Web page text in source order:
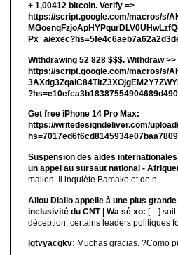
+ 1,00412 bitсоin. Verify =>
https://script.google.com/macros/s/
Px_a/
Withdrawing 52 828 $$$. Withdrаw >>
https://script.google.com/macros/s/
Get free iPhone 14 Pro Max:
https://writedesigndeliver.com/
Suspension des aides
un appel au sursaut national -
malien. Il inquiète Bamako et de n
Aliou Diallo appelle à une plus
inclusivité du CNT | Wa sé xo: […] soit
déception, certains leaders politiques
lgtvyacgkv: Muchas gracias. ?Como